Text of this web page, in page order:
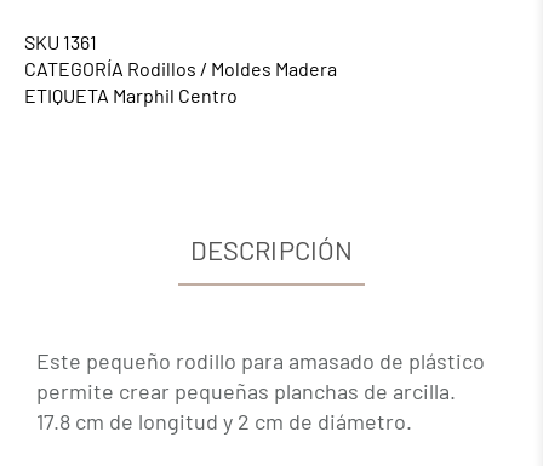
SKU 1361
CATEGORÍA Rodillos / Moldes Madera
ETIQUETA Marphil Centro
DESCRIPCIÓN
Este pequeño rodillo para amasado de plástico
permite crear pequeñas planchas de arcilla.
17.8 cm de longitud y 2 cm de diámetro.